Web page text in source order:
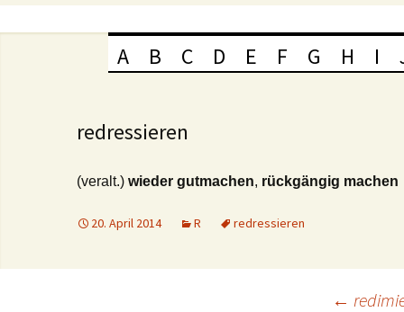
A B C D E F G H I
redressieren
(veralt.) wieder gutmachen, rückgängig machen
20. April 2014 R redressieren
←